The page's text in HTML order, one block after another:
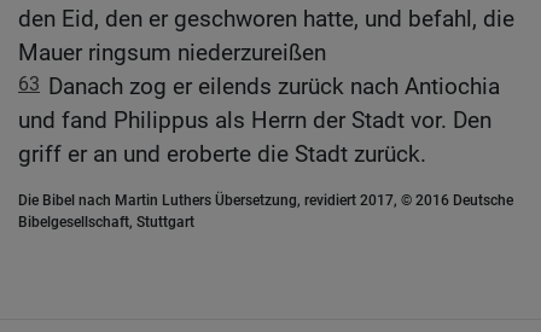
den Eid, den er geschworen hatte, und befahl, die
Mauer ringsum niederzureißen
63 Danach zog er eilends zurück nach Antiochia
und fand Philippus als Herrn der Stadt vor. Den
griff er an und eroberte die Stadt zurück.
Die Bibel nach Martin Luthers Übersetzung, revidiert 2017, © 2016 Deutsche
Bibelgesellschaft, Stuttgart